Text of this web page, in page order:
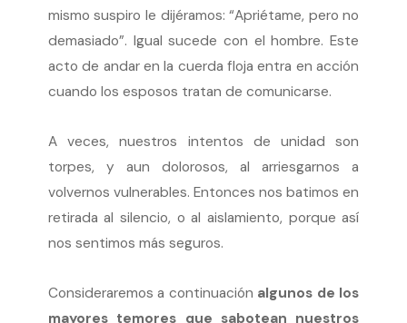
mismo suspiro le dijéramos: “Apriétame, pero no
demasiado”. Igual sucede con el hombre. Este
acto de andar en la cuerda floja entra en acción
cuando los esposos tratan de comunicarse.
A veces, nuestros intentos de unidad son
torpes, y aun dolorosos, al arriesgarnos a
volvernos vulnerables. Entonces nos batimos en
retirada al silencio, o al aislamiento, porque así
nos sentimos más seguros.
Consideraremos a continuación algunos de los
mayores temores que sabotean nuestros